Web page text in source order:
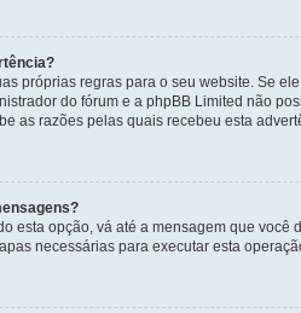
próprias regras para o seu website. Se
do fórum e a phpBB Limited não
as razões pelas quais recebeu esta
esta opção, vá até a mensagem que
necessárias para executar esta